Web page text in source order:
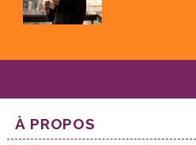
À PROPOS